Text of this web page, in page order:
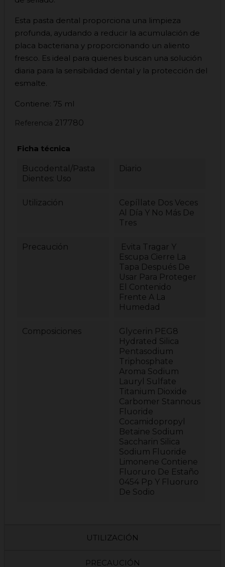
Esta pasta dental proporciona una limpieza
profunda, ayudando a reducir la acumulación de
placa bacteriana y proporcionando un aliento
fresco. Es ideal para quienes buscan una solución
diaria para la sensibilidad dental y la protección del
esmalte.
Contiene: 75 ml
Referencia 217780
Ficha técnica
Bucodental/Pasta
Dientes: Uso
Diario
Utilización
Cepíllate Dos Veces
Al Día Y No Más De
Tres
Precaución
Evita Tragar Y
Escupa Cierre La
Tapa Después De
Usar Para Proteger
El Contenido
Frente A La
Humedad
Composiciones
Glycerin PEG8
Hydrated Silica
Pentasodium
Triphosphate
Aroma Sodium
Lauryl Sulfate
Titanium Dioxide
Carbomer Stannous
Fluoride
Cocamidopropyl
Betaine Sodium
Saccharin Silica
Sodium Fluoride
Limonene Contiene
Fluoruro De Estaño
0454 Pp Y Fluoruro
De Sodio
UTILIZACIÓN
PRECAUCIÓN